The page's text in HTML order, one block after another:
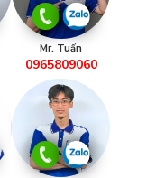
Mr. Tuấn
0965809060